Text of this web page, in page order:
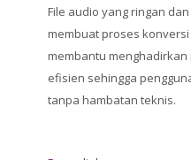
File audio yang ringan
membuat proses
membantu
efisien sehingga
tanpa hambatan teknis.